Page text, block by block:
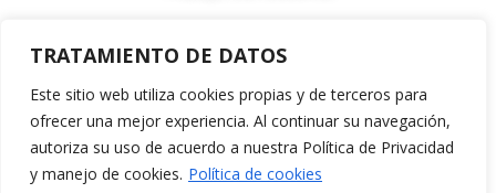
TRATAMIENTO DE DATOS
Este sitio web utiliza cookies propias y de terceros para
ofrecer una mejor experiencia. Al continuar su navegación,
autoriza su uso de acuerdo a nuestra Política de Privacidad
y manejo de cookies. Política de cookies
a
e
b
o
o
k
n
t
a
g
r
a
t
o
k
Política de devoluciones y reembolsos •
Términos y Condiciones •Política de Cookies
All Natural – Resgasa 2026 © Todos los derechos reservados.